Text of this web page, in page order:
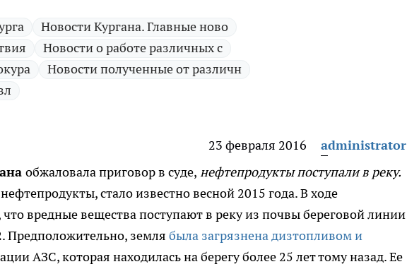
Новости Кургана. Главные ново
Новости о работе различных с
Новости полученные от различн
23 февраля 2016
administrator
обжаловала приговор в суде, нефтепродукты поступали в реку.
стало известно весной 2015 года. В ходе
что вредные вещества поступают в реку из почвы береговой линии
Предположительно, земля была загрязнена дизтопливом и
АЗС, которая находилась на берегу более 25 лет тому назад. Ее